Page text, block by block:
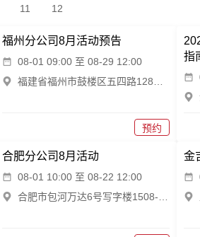
11 12
福州分公司8月活动预告
08-01 09:00 至 08-29 12:00
预约
指
合肥分公司8月活动
08-01 10:00 至 08-22 12:00
金